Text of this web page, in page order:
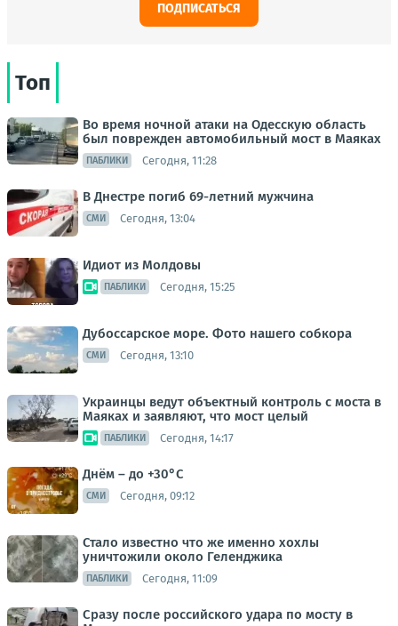
ПОДПИСАТЬСЯ
Топ
Во время ночной атаки на Одесскую область
был поврежден автомобильный мост в Маяках
ПАБЛИКИ Сегодня, 11:28
В Днестре погиб 69-летний мужчина
СМИ Сегодня, 13:04
Идиот из Молдовы
ПАБЛИКИ Сегодня, 15:25
Дубоссарское море. Фото нашего собкора
СМИ Сегодня, 13:10
Украинцы ведут объектный контроль с моста в
Маяках и заявляют, что мост целый
ПАБЛИКИ Сегодня, 14:17
Днём – до +30°С
СМИ Сегодня, 09:12
Стало известно что же именно хохлы
уничтожили около Геленджика
ПАБЛИКИ Сегодня, 11:09
Сразу после российского удара по мосту в